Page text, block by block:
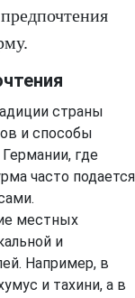
страны
и способы
где
часто подается
местных
и
Например, в
и тахини, а в